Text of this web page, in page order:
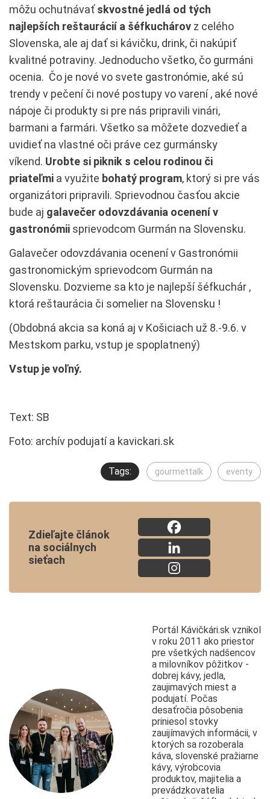
môžu ochutnávaťskvostné jedlá od tých
najlepších reštaurácií a šéfkuchárov z celého
Slovenska, ale aj dať si kávičku, drink, či nakúpiť
kvalitné potraviny. Jednoducho všetko, čo gurmáni
ocenia. Čo je nové vo svete gastronómie, aké sú
trendy v pečení či nové postupy vo varení , aké nové
nápoje či produkty si pre nás pripravili vinári,
barmani a farmári. Všetko sa môžete dozvedieť a
uvidieť na vlastné oči práve cez gurmánsky
víkend. Urobte si piknik s celou rodinou či
priateľmi a využite bohatý program, ktorý si pre vás
organizátori pripravili. Sprievodnou časťou akcie
bude aj galavečer odovzdávania ocenení v
gastronómii sprievodcom Gurmán na Slovensku.
Galavečer odovzdávania ocenení v Gastronómii
gastronomickým sprievodcom Gurmán na
Slovensku. Dozvieme sa kto je najlepší šéfkuchár ,
ktorá reštaurácia či somelier na Slovensku !
(Obdobná akcia sa koná aj v Košiciach už 8.-9.6. v
Mestskom parku, vstup je spoplatnený)
Vstup je voľný.
Text: SB
Foto: archív podujatí a kavickari.sk
Tags: gourmettalk eventy
Zdieľajte článok
na sociálnych
sieťach
Portál Kávičkári.sk vznikol
v roku 2011 ako priestor
pre všetkých nadšencov
a milovníkov pôžitkov -
dobrej kávy, jedla,
zaujimavých miest a
podujatí. Počas
desaťročia pôsobenia
priniesol stovky
zauijímavých informácii, v
ktorých sa rozoberala
káva, slovenské pražiarne
kávy, výrobcovia
produktov, majitelia a
prevádzkovatelia